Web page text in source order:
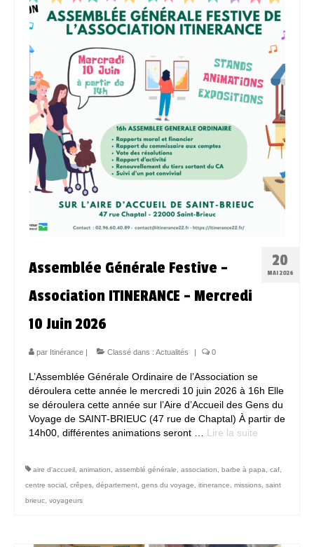
20
MAI 2026
Assemblée Générale Festive –
Association ITINERANCE – Mercredi
10 Juin 2026
par Itinérance | Classé dans : Actualités | 0
L’Assemblée Générale Ordinaire de l’Association se
déroulera cette année le mercredi 10 juin 2026 à 16h Elle
se déroulera cette année sur l’Aire d’Accueil des Gens du
Voyage de SAINT-BRIEUC (47 rue de Chaptal) À partir de
14h00, différentes animations seront … Lire la suite­­
aire d'accueil animation assemblé générale association barbe à papa caf
centre social crêpes département gens du voyage itinerance missions saint
brieuc voyageurs